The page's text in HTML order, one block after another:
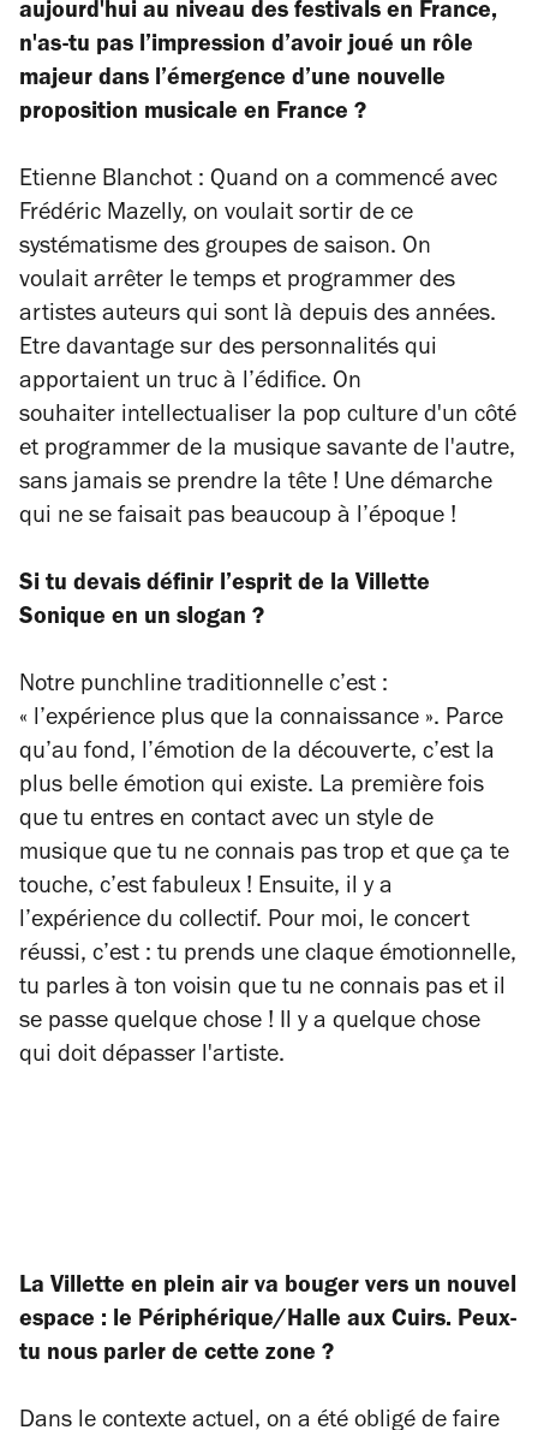
aujourd'hui au niveau des festivals en France,
n'as-tu pas l’impression d’avoir joué un rôle
majeur dans l’émergence d’une nouvelle
proposition musicale en France ?
Etienne Blanchot : Quand on a commencé avec
Frédéric Mazelly, on voulait sortir de ce
systématisme des groupes de saison. On
voulait arrêter le temps et programmer des
artistes auteurs qui sont là depuis des années.
Etre davantage sur des personnalités qui
apportaient un truc à l’édifice. On
souhaiter intellectualiser la pop culture d'un côté
et programmer de la musique savante de l'autre,
sans jamais se prendre la tête ! Une démarche
qui ne se faisait pas beaucoup à l’époque !
Si tu devais définir l’esprit de la Villette
Sonique en un slogan ?
Notre punchline traditionnelle c’est :
« l’expérience plus que la connaissance ». Parce
qu’au fond, l’émotion de la découverte, c’est la
plus belle émotion qui existe. La première fois
que tu entres en contact avec un style de
musique que tu ne connais pas trop et que ça te
touche, c’est fabuleux ! Ensuite, il y a
l’expérience du collectif. Pour moi, le concert
réussi, c’est : tu prends une claque émotionnelle,
tu parles à ton voisin que tu ne connais pas et il
se passe quelque chose ! Il y a quelque chose
qui doit dépasser l'artiste.
La Villette en plein air va bouger vers un nouvel
espace : le Périphérique/Halle aux Cuirs. Peux-
tu nous parler de cette zone ?
Dans le contexte actuel, on a été obligé de faire